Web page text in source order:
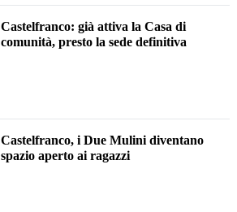
Castelfranco: già attiva la Casa di
comunità, presto la sede definitiva
Castelfranco, i Due Mulini diventano
spazio aperto ai ragazzi